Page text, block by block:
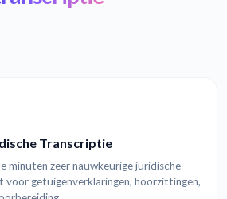
Transcriptie
minuten zeer nauwkeurige juridische
getuigenverklaringen, hoorzittingen,